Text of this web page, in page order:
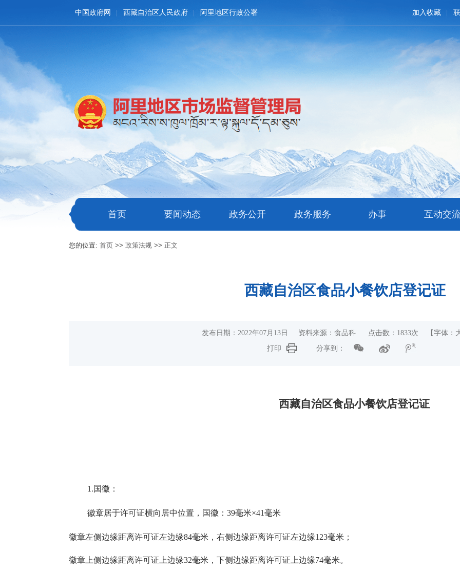
中国政府网 西藏自治区人民政府 阿里地区行政公署 加入收藏
首页 要闻动态 政务公开 政务服务 办事 互动交
您的位置:首页 >>政策法规 >>正文
西藏自治区食品小餐饮店登记证
发布日期：2022年07月13日 资料来源：食品科 点击数： 1833次 【字体：
打印
分享到：
西藏自治区食品小餐饮店登记证
1.国徽：
徽章居于许可证横向居中位置，国徽：39毫米×41毫米
徽章左侧边缘距离许可证左边缘84毫米，右侧边缘距离许可证左边缘123毫米；
徽章上侧边缘距离许可证上边缘32毫米，下侧边缘距离许可证上边缘74毫米。